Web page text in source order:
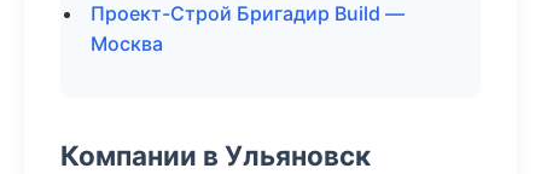
Проект-Строй Бригадир Build —
Москва
Компании в Ульяновск